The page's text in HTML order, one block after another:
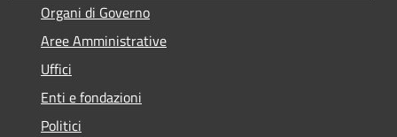
Organi di Governo
Aree Amministrative
Uffici
Enti e fondazioni
Politici